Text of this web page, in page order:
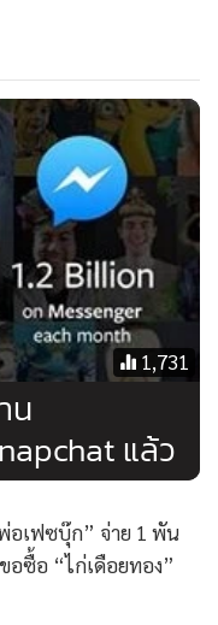
1,731
น
แล้ว
อเฟซบุ๊ก” จ่าย 1 พัน
อซื้อ “ไก่เดือยทอง”